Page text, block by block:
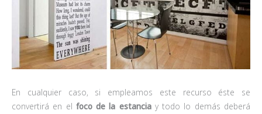
En cualquier caso, si empleamos este recurso éste se
convertirá en el foco de la estanciay todo lo demás deberá